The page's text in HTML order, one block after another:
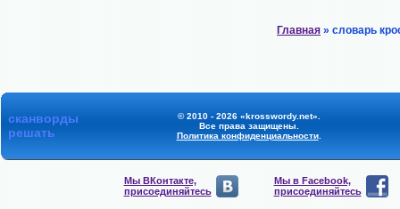
Главная » словарь
сканворды
решать
© 2010 - 2026 «krosswordy.net».
Все права защищены.
Политика конфиденциальности.
Мы ВКонтакте,
присоединяйтесь
Мы в Facebook,
присоединяйтесь